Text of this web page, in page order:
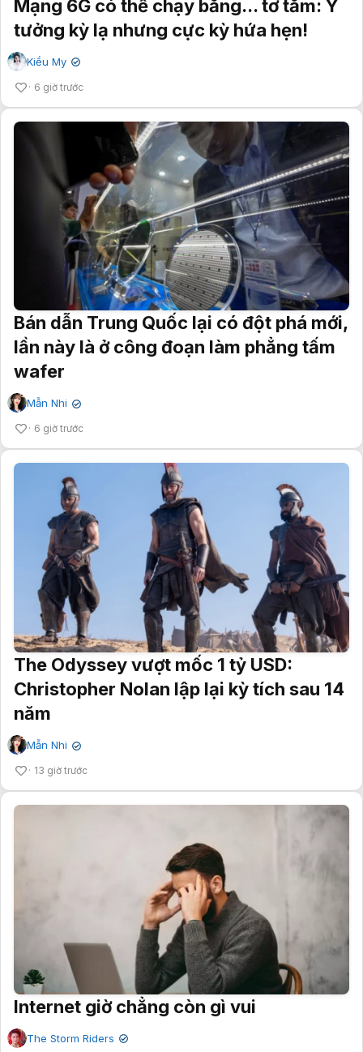
Mạng 6G có thể chạy bằng... tơ tằm: Ý
tưởng kỳ lạ nhưng cực kỳ hứa hẹn!
Kiều My ✔
6 giờ trước
Bán dẫn Trung Quốc lại có đột phá mới,
lần này là ở công đoạn làm phẳng tấm
wafer
Mẫn Nhi ✔
6 giờ trước
The Odyssey vượt mốc 1 tỷ USD:
Christopher Nolan lập lại kỳ tích sau 14
năm
Mẫn Nhi ✔
13 giờ trước
Internet giờ chẳng còn gì vui
The Storm Riders ✔